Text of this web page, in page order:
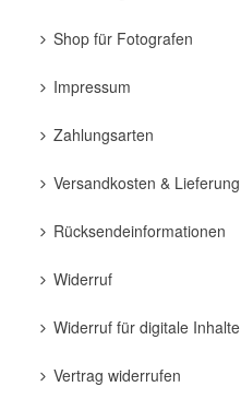
Shop für Fotografen
Impressum
Zahlungsarten
Versandkosten & Lieferung
Rücksendeinformationen
Widerruf
Widerruf für digitale Inhalte
Vertrag widerrufen